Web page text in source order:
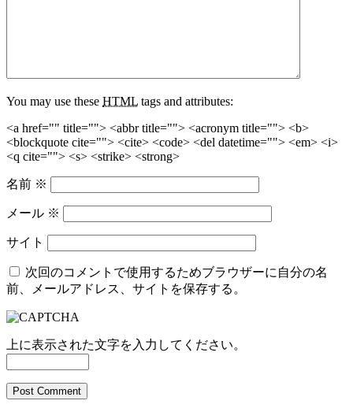
You may use these HTML tags and attributes:
<a href="" title=""> <abbr title=""> <acronym title=""> <b>
<blockquote cite=""> <cite> <code> <del datetime=""> <em> <i>
<q cite=""> <s> <strike> <strong>
名前 ※
メール ※
サイト
次回のコメントで使用するためブラウザーに自分の名
前、メールアドレス、サイトを保存する。
上に表示された文字を入力してください。